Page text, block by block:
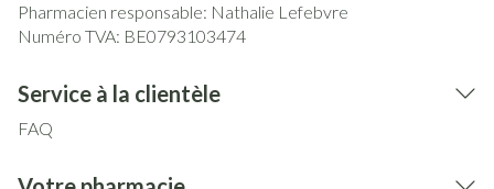
Pharmacien responsable: Nathalie Lefebvre
Numéro TVA: BE0793103474
Service à la clientèle
FAQ